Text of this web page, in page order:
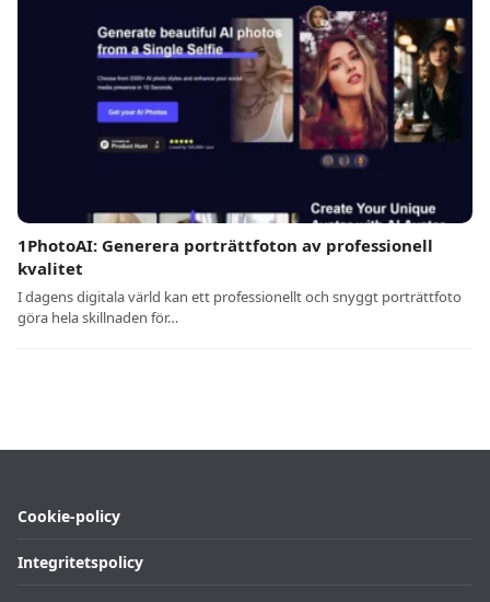
1PhotoAI: Generera porträttfoton av professionell
kvalitet
I dagens digitala värld kan ett professionellt och snyggt porträttfoto
göra hela skillnaden för…
Cookie-policy
Integritetspolicy